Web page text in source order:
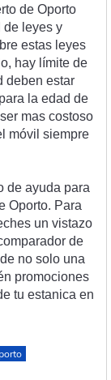
de Oporto
de leyes y
bre estas leyes
o, hay l ímite de
deben estar
para la edad de
ser mas costoso
móvil siempre
de ayuda para
Oporto. Para
ches un vistazo
ador de
e no solo una
promociones
tu estanica en